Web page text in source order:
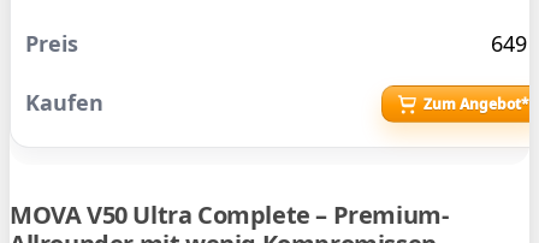
649
Zum Angebot*
MOVA V50 Ultra Complete – Premium-